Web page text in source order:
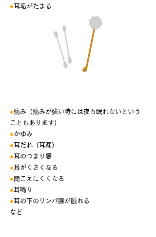
●耳垢がたまる
●痛み（痛みが強い時には夜も眠れないという
こともあります）
●かゆみ
●耳だれ（耳漏）
●耳のつまり感
●耳がくさくなる
● 聞こえにくくなる
●耳鳴り
●耳の下のリンパ腺が脹れる
など